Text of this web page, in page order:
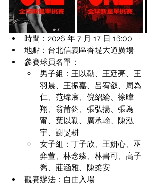
時間：2026 年 7 月 17 日 16:00
地點：台北信義區香堤大道廣場
參賽球員名單：
男子組：王以勒、王廷亮、王
羽晨、王振嘉、呂宥叡、周為
仁、范瑋宸、倪紹綸、徐暐
翔、翁莆鈞、張弘揚、張為
甯、葉以勒、廣承翰、陳泓
宇、謝旻耕
女子組：丁子欣、王妍心、巫
弈萱、林念臻、林書可、高子
喬、莊涵雅、陳柔安
觀賽辦法：自由入場